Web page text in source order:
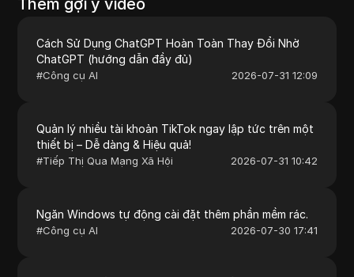
Cách Sử Dụng ChatGPT Hoàn Toàn Thay Đổi Nhờ
ChatGPT (hướng dẫn đầy đủ)
#Công cụ AI 2026-07-31 12:09
Quản lý nhiều tài khoản TikTok ngay lập tức trên một
thiết bị – Dễ dàng & Hiệu quả!
#Tiếp Thị Qua Mạng Xã Hội 2026-07-31 10:42
Ngăn Windows tự động cài đặt thêm phần mềm rác.
#Công cụ AI 2026-07-30 17:41